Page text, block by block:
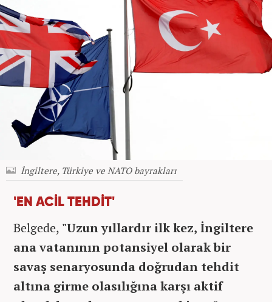
İngiltere, Türkiye ve NATO bayrakları
'EN ACİL TEHDİT'
Belgede, "Uzun yıllardır ilk kez, İngiltere
ana vatanının potansiyel olarak bir
savaş senaryosunda doğrudan tehdit
altına girme olasılığına karşı aktif